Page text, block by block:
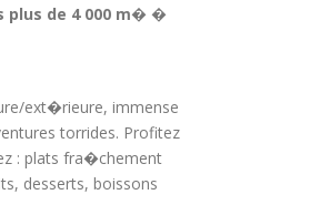
plus de 4 000 m� �
ext�rieure, immense
torrides. Profitez
: plats fra�chement
desserts, boissons